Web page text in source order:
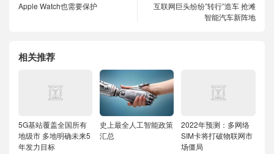
Apple Watch也需要保护
互联网巨头纷纷”转行”造车 抢滩
智能汽车新阵地
相关推荐
5G基站覆盖全国所有
地级市 多地明确未来5
年发力目标
史上最全人工智能政策
汇总
2022年预测：多网络
SIM卡将打破物联网市
场僵局